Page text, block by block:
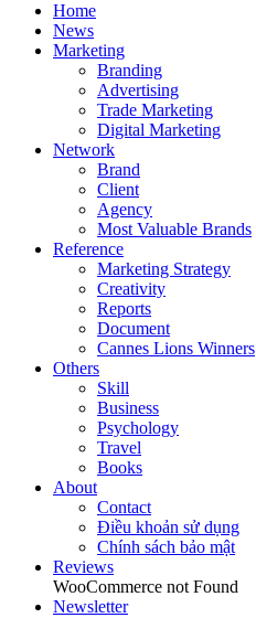
Home
News
Marketing
Branding
Advertising
Trade Marketing
Digital Marketing
Network
Brand
Client
Agency
Most Valuable Brands
Reference
Marketing Strategy
Creativity
Reports
Document
Cannes Lions Winners
Others
Skill
Business
Psychology
Travel
Books
About
Contact
Điều khoản sử dụng
Chính sách bảo mật
Reviews
WooCommerce not Found
Newsletter